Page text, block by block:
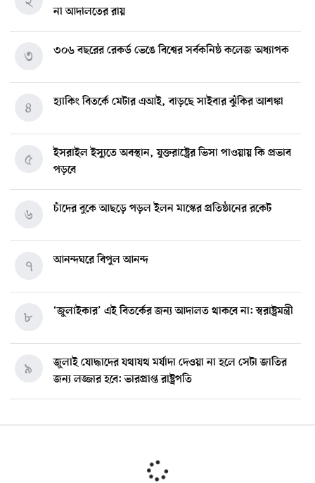
না আদালতের রায়
৩০৬ বছরের রেকর্ড ভেঙে বিশ্বের সর্বকনিষ্ঠ কলেজ অধ্যাপক
৩
হ্যাকিং বিতর্কে মেটার এআই, বাড়ছে সাইবার ঝুঁকির আশঙ্কা
৪
ইসরাইল ইস্যুতে অবস্থান, যুক্তরাষ্ট্রের ভিসা পাওয়ায় কি প্রভাব
পড়বে
৫
চাঁদের বুকে আছড়ে পড়ল ইলন মাস্কের প্রতিষ্ঠানের রকেট
৬
আনন্দঘরে বিপুল আনন্দ
৭
‘জুলাইকার’ এই বিতর্কের জন্য আদালত থাকবে না: স্বরাষ্ট্রমন্ত্রী
৮
জুলাই যোদ্ধাদের যথাযথ মর্যাদা দেওয়া না হলে সেটা জাতির
জন্য লজ্জার হবে: ভারপ্রাপ্ত রাষ্ট্রপতি
৯
১০
মিশিগানে দক্ষিণ সুরমা ওয়েলফেয়ার অ্যাসোসিয়েশনের